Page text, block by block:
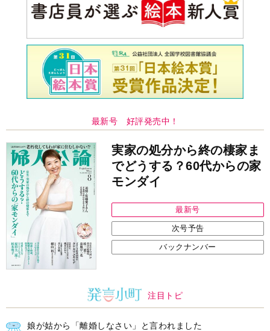
最新号 好評発売中！
実家の処分から終の棲家ま
でどうする？60代からの家
モンダイ
最新号
次号予告
バックナンバー
注目トピ
娘が姑から「離婚しなさい」と言われました